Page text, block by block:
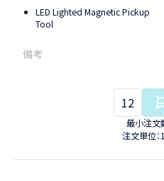
LED Lighted Magnetic Pickup
Tool
最小注文
注文単位